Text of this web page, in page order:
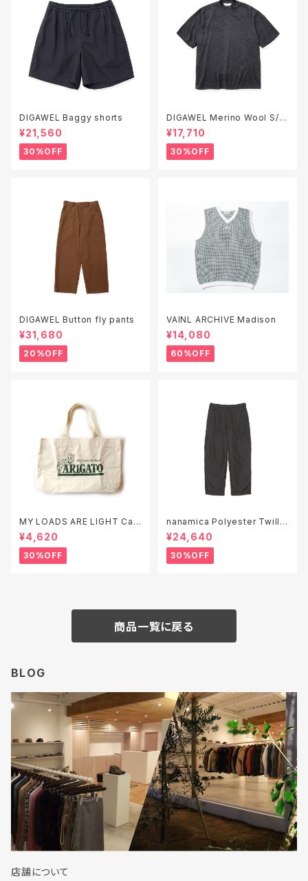
DIGAWEL Baggy shorts
¥21,560
30%OFF
DIGAWEL Merino Wool S/S
T-shirt
¥17,710
30%OFF
DIGAWEL Button fly pants
¥31,680
20%OFF
VAINL ARCHIVE Madison
¥14,080
60%OFF
MY LOADS ARE LIGHT Can
vas Tote Bag "ARIGATO"
¥4,620
30%OFF
nanamica Polyester Twill
Club Pants ( S26SC051 )
¥24,640
30%OFF
商品一覧に戻る
BLOG
店舗について